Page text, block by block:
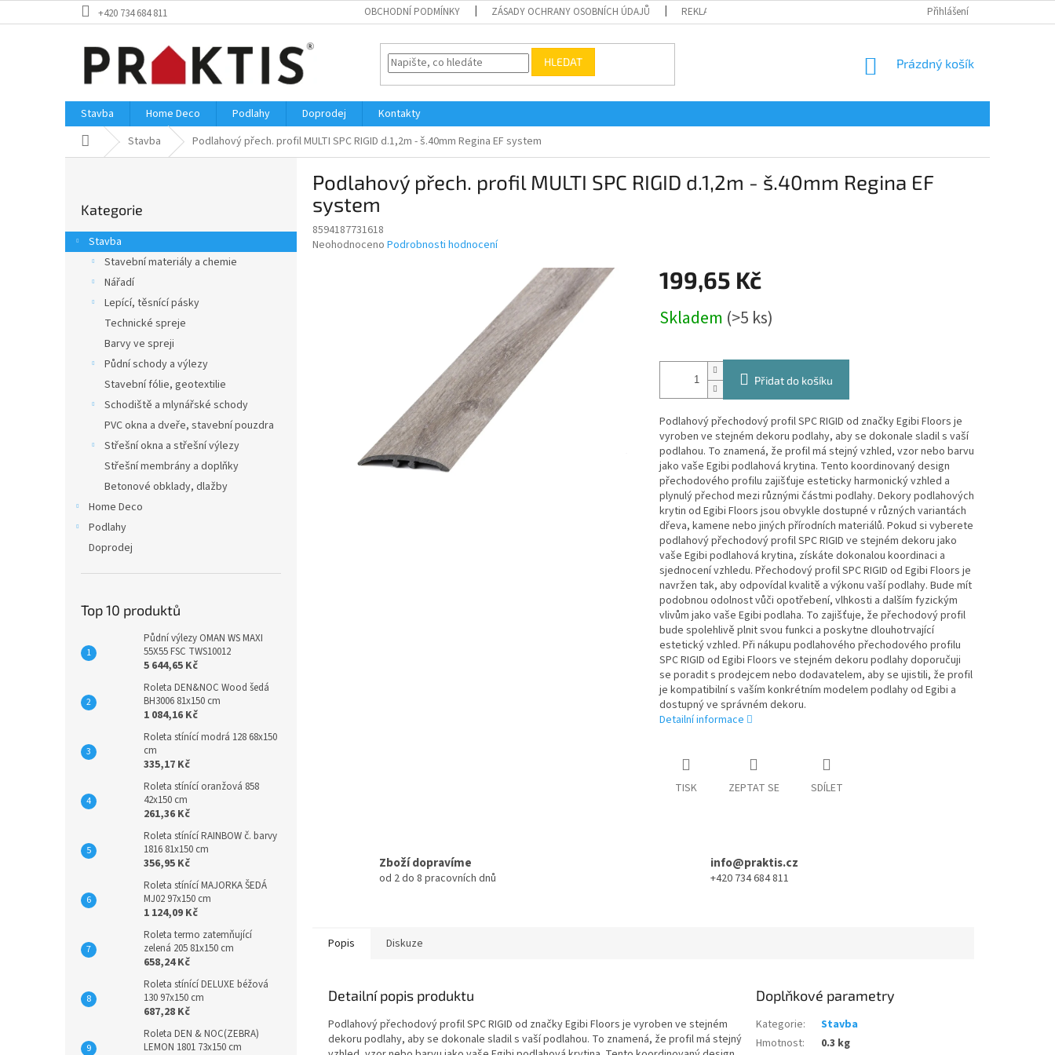
na
+420 734 684 811 OBCHODNÍ PODMÍNKY ZÁSADY OCHRANY OSOBNÍCH ÚDAJŮ REKLAMAČNÍ FORMULÁŘ Přihlášení
HLEDAT
NÁKUPNÍ
Prázdný košík
Stavba Home Deco Podlahy Doprodej
Kontakty
Domů Stavba Podlahový přech. profil MULTI SPC RIGID d.1,2m - š.40mm Regina EF system
r
a
kategorie
Kategorie
Stavba
Stavební materiály a chemie
Nářadí
Lepící, těsnící pásky
Technické spreje
Barvy ve spreji
Půdní schody a výlezy
Stavební fólie, geotextilie
Schodiště a mlynářské schody
PVC okna a dveře, stavební pouzdra
Střešní okna a střešní výlezy
Střešní membrány a doplňky
Betonové obklady, dlažby
Home Deco
Podlahy
Doprodej
Top 10 produktů
Půdní výlezy OMAN WS MAXI
55X55 FSC TWS10012
5 644,65 Kč
Roleta DEN&NOC Wood šedá
BH3006 81x150 cm
1 084,16 Kč
Roleta stínící modrá 128 68x150
cm
335,17 Kč
Roleta stínící oranžová 858
42x150 cm
261,36 Kč
Roleta stínící RAINBOW č. barvy
1816 81x150 cm
356,95 Kč
Roleta stínící MAJORKA ŠEDÁ
MJ02 97x150 cm
1 124,09 Kč
Roleta termo zatemňující
zelená 205 81x150 cm
658,24 Kč
Roleta stínící DELUXE béžová
130 97x150 cm
687,28 Kč
Roleta DEN & NOC(ZEBRA)
LEMON 1801 73x150 cm
Podlahový přech. profil MULTI SPC RIGID d.1,2m - š.40mm Regina EF
system
8594187731618
Průměrné
Neohodnoceno Podrobnosti hodnocení
199,65 Kč
cena:
Skladem (>5 ks)
Přidat do košíku
Podlahový přechodový profil SPC RIGID od značky Egibi Floors je
vyroben ve stejném dekoru podlahy, aby se dokonale sladil s vaší
podlahou. To znamená, že profil má stejný vzhled, vzor nebo barvu
jako vaše Egibi podlahová krytina. Tento koordinovaný design
přechodového profilu zajišťuje esteticky harmonický vzhled a
plynulý přechod mezi různými částmi podlahy. Dekory podlahových
krytin od Egibi Floors jsou obvykle dostupné v různých variantách
dřeva, kamene nebo jiných přírodních materiálů. Pokud si vyberete
podlahový přechodový profil SPC RIGID ve stejném dekoru jako
vaše Egibi podlahová krytina, získáte dokonalou koordinaci a
sjednocení vzhledu. Přechodový profil SPC RIGID od Egibi Floors je
navržen tak, aby odpovídal kvalitě a výkonu vaší podlahy. Bude mít
podobnou odolnost vůči opotřebení, vlhkosti a dalším fyzickým
vlivům jako vaše Egibi podlaha. To zajišťuje, že přechodový profil
bude spolehlivě plnit svou funkci a poskytne dlouhotrvající
estetický vzhled. Při nákupu podlahového přechodového profilu
SPC RIGID od Egibi Floors ve stejném dekoru podlahy doporučuji
se poradit s prodejcem nebo dodavatelem, aby se ujistili, že profil
je kompatibilní s vaším konkrétním modelem podlahy od Egibi a
dostupný ve správném dekoru.
Detailní informace
TISK ZEPTAT SE SDÍLET
Zboží dopravíme
od 2 do 8 pracovních dnů
info@praktis.cz
+420 734 684 811
Popis Diskuze
Detailní popis produktu
Podlahový přechodový profil SPC RIGID od značky Egibi Floors je vyroben ve stejném
dekoru podlahy, aby se dokonale sladil s vaší podlahou. To znamená, že profil má stejný
Doplňkové parametry
Kategorie:
Stavba
Hmotnost:
0.3 kg